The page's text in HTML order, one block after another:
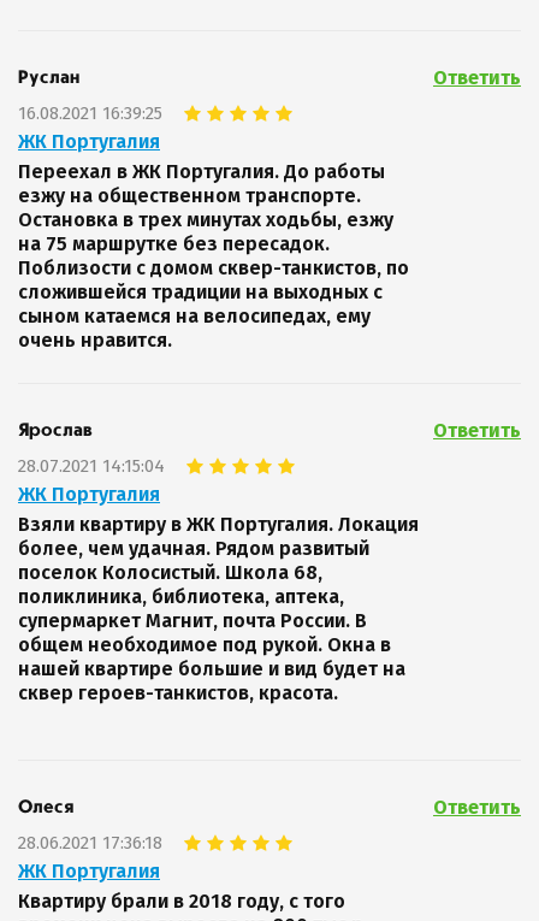
Руслан
16.08.2021 16:39:25
ЖК Португалия
Ответить
Переехал в ЖК Португалия. До работы
езжу на общественном транспорте.
Остановка в трех минутах ходьбы, езжу
на 75 маршрутке без пересадок.
Поблизости с домом сквер-танкистов, по
сложившейся традиции на выходных с
сыном катаемся на велосипедах, ему
очень нравится.
Ярослав
28.07.2021 14:15:04
ЖК Португалия
Ответить
Взяли квартиру в ЖК Португалия. Локация
более, чем удачная. Рядом развитый
поселок Колосистый. Школа 68,
поликлиника, библиотека, аптека,
супермаркет Магнит, почта России. В
общем необходимое под рукой. Окна в
нашей квартире большие и вид будет на
сквер героев-танкистов, красота.
Олеся
28.06.2021 17:36:18
ЖК Португалия
Ответить
Квартиру брали в 2018 году, с того